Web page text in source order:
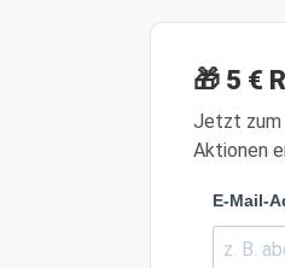
🎁 5 €
Jetzt zum
Aktionen
E-Mail-